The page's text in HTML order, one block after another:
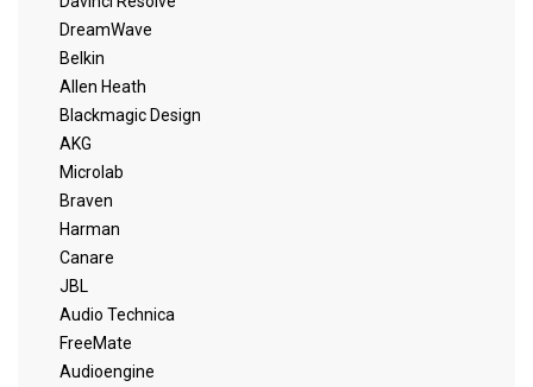
DreamWave
Belkin
Allen Heath
Blackmagic Design
AKG
Microlab
Braven
Harman
Canare
JBL
Audio Technica
FreeMate
Audioengine